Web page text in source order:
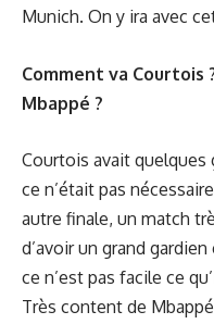
Munich. On y ira avec
Comment va Courtois
Mbappé ?
Courtois avait
ce n’était pas
autre finale, un match
d’avoir un grand
ce n’est pas facile ce
Très content de